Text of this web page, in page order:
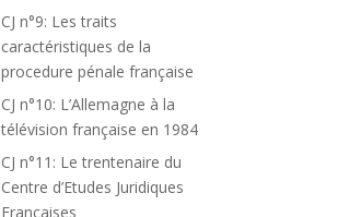
CJ n°9: Les traits
caractéristiques de la
procedure pénale française
CJ n°10: L’Allemagne à la
télévision française en 1984
CJ n°11: Le trentenaire du
Centre d’Etudes Juridiques
Françaises